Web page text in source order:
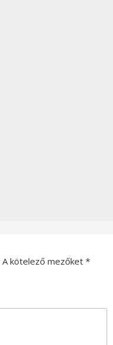
A kötelező mezőket *